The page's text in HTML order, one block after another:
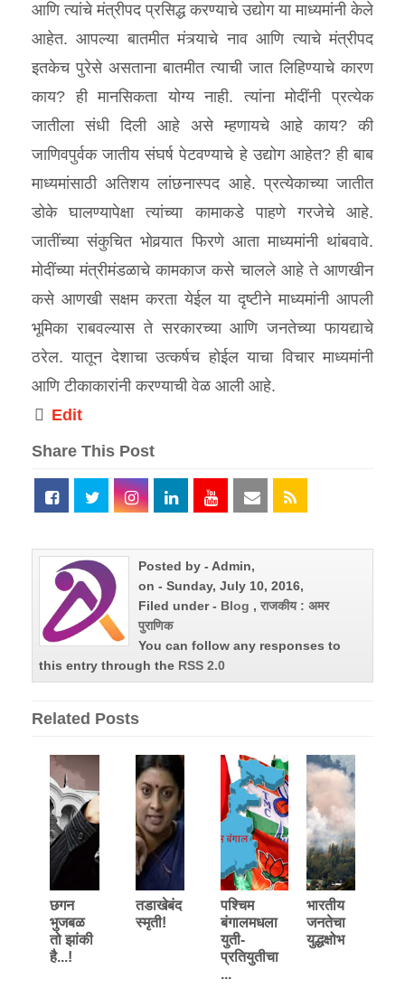
आणि त्यांचे मंत्रीपद प्रसिद्ध करण्याचे उद्योग या माध्यमांनी केले
आहेत. आपल्या बातमीत मंत्र्याचे नाव आणि त्याचे मंत्रीपद
इतकेच पुरेसे असताना बातमीत त्याची जात लिहिण्याचे कारण
काय? ही मानसिकता योग्य नाही. त्यांना मोदींनी प्रत्येक
जातीला संधी दिली आहे असे म्हणायचे आहे काय? की
जाणिवपुर्वक जातीय संघर्ष पेटवण्याचे हे उद्योग आहेत? ही बाब
माध्यमांसाठी अतिशय लांछनास्पद आहे. प्रत्येकाच्या जातीत
डोके घालण्यापेक्षा त्यांच्या कामाकडे पाहणे गरजेचे आहे.
जातींच्या संकुचित भोवर्‍यात फिरणे आता माध्यमांनी थांबवावे.
मोदींच्या मंत्रीमंडळाचे कामकाज कसे चालले आहे ते आणखीन
कसे आणखी सक्षम करता येईल या दृष्टीने माध्यमांनी आपली
भूमिका राबवल्यास ते सरकारच्या आणि जनतेच्या फायद्याचे
ठरेल. यातून देशाचा उत्कर्षच होईल याचा विचार माध्यमांनी
आणि टीकाकारांनी करण्याची वेळ आली आहे.
Edit
Share This Post
Posted by - Admin,
on - Sunday, July 10, 2016,
Filed under - Blog , राजकीय : अमर
पुराणिक
You can follow any responses to
this entry through the RSS 2.0
Related Posts
छगन
भुजबळ
तो झांकी
है...!
तडाखेबंद
स्मृती!
पश्‍चिम
बंगालमधला
युती-
प्रतियुतीचा
...
भारतीय
जनतेचा
युद्धक्षोभ